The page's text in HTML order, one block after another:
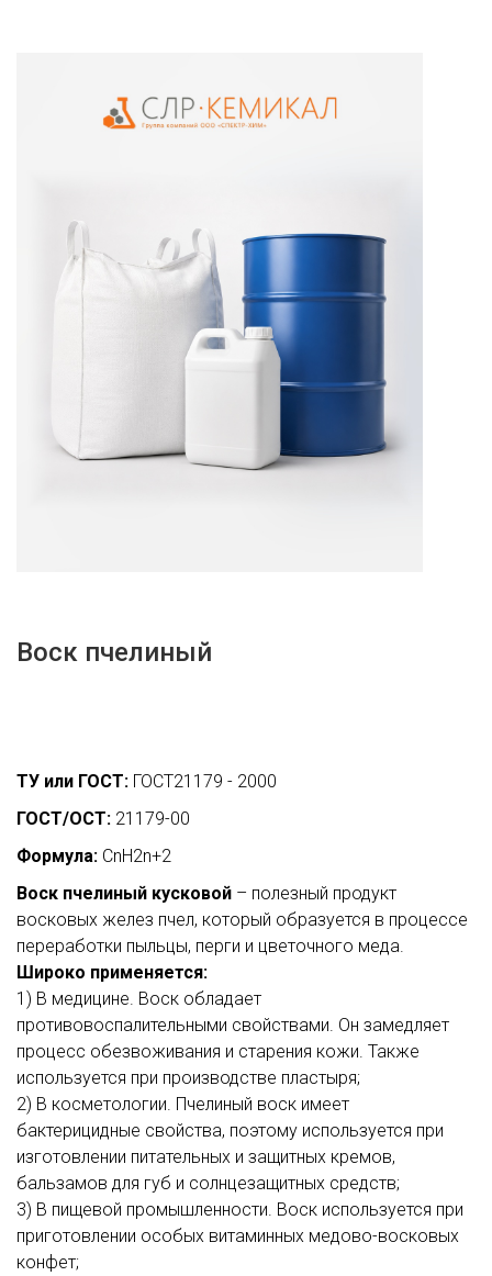
Воск пчелиный
ТУ или ГОСТ: ГОСТ21179 - 2000
ГОСТ/ОСТ: 21179-00
Формула: CnH2n+2
Воск пчелиный кусковой – полезный продукт
восковых желез пчел, который образуется в процессе
переработки пыльцы, перги и цветочного меда.
Широко применяется:
1) В медицине. Воск обладает
противовоспалительными свойствами. Он замедляет
процесс обезвоживания и старения кожи. Также
используется при производстве пластыря;
2) В косметологии. Пчелиный воск имеет
бактерицидные свойства, поэтому используется при
изготовлении питательных и защитных кремов,
бальзамов для губ и солнцезащитных средств;
3) В пищевой промышленности. Воск используется при
приготовлении особых витаминных медово-восковых
конфет;